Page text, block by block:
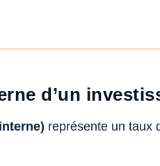
d’un
représente un taux